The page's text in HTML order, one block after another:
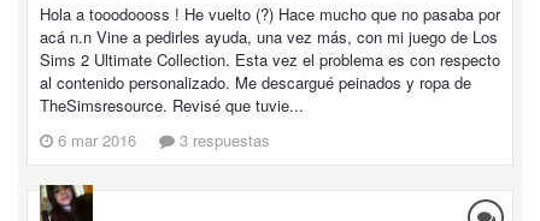
Hola a tooodoooss ! He vuelto (?) Hace mucho que no pasaba por
acá n.n Vine a pedirles ayuda, una vez más, con mi juego de Los
Sims 2 Ultimate Collection. Esta vez el problema es con respecto
al contenido personalizado. Me descargué peinados y ropa de
TheSimsresource. Revisé que tuvie...
6 mar 2016
3 respuestas